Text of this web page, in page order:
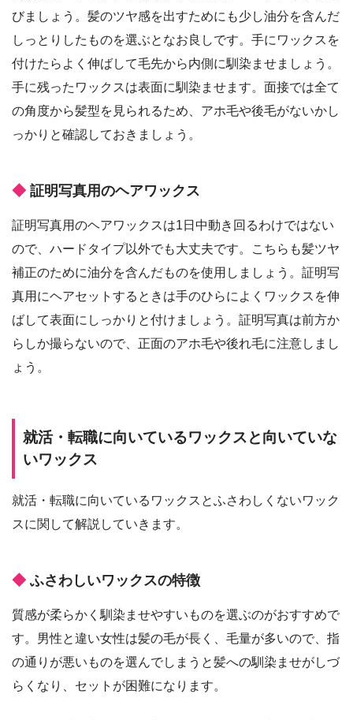
びましょう。髪のツヤ感を出すためにも少し油分を含んだ
しっとりしたものを選ぶとなお良しです。手にワックスを
付けたらよく伸ばして毛先から内側に馴染ませましょう。
手に残ったワックスは表面に馴染ませます。面接では全て
の角度から髪型を見られるため、アホ毛や後毛がないかし
っかりと確認しておきましょう。
証明写真用のヘアワックス
証明写真用のヘアワックスは1日中動き回るわけではない
ので、ハードタイプ以外でも大丈夫です。こちらも髪ツヤ
補正のために油分を含んだものを使用しましょう。証明写
真用にヘアセットするときは手のひらによくワックスを伸
ばして表面にしっかりと付けましょう。証明写真は前方か
らしか撮らないので、正面のアホ毛や後れ毛に注意しまし
ょう。
就活・転職に向いているワックスと向いていな
いワックス
就活・転職に向いているワックスとふさわしくないワック
スに関して解説していきます。
ふさわしいワックスの特徴
質感が柔らかく馴染ませやすいものを選ぶのがおすすめで
す。男性と違い女性は髪の毛が長く、毛量が多いので、指
の通りが悪いものを選んでしまうと髪への馴染ませがしづ
らくなり、セットが困難になります。